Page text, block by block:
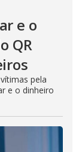
e o
QR
pela
e o dinheiro